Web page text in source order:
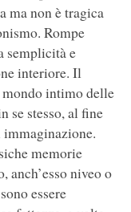
ma non è tragica
Rompe
semplicità e
interiore. Il
mondo intimo delle
se stesso, al fine
memorie
niveo o
essere